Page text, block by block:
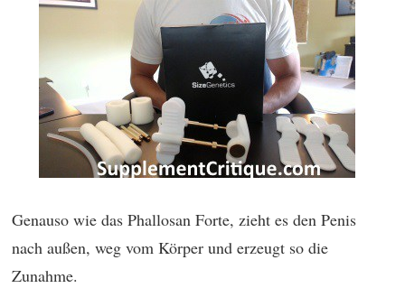
Genauso wie das Phallosan Forte, zieht es den Penis
nach außen, weg vom Körper und erzeugt so die
Zunahme.